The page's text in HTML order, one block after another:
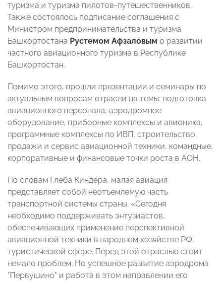
туризма и туризма пилотов-путешественников.
Также состоялось подписание соглашения с
Министром предпринимательства и туризма
Башкортостана Рустемом Афзаловым о развитии
частного авиационного туризма в Республике
Башкортостан.
Помимо этого, прошли презентации и семинары по
актуальным вопросам отрасли на темы: подготовка
авиационного персонала, аэродромное
оборудование, приборные комплексы и авионика,
программные комплексы по ИВП, строительство,
продажи и сервис авиационной техники, командные,
корпоративные и финансовые точки роста в АОН.
По словам Глеба Киндера, малая авиация
представляет собой неотъемлемую часть
транспортной системы страны. «Сегодня
необходимо поддерживать энтузиастов,
обеспечивающих применение перспективной
авиационной техники в народном хозяйстве РФ,
туристической сфере. Перед этой отраслью стоит
немало проблем. Но успешное развитие аэродрома
"Первушино" и работа в этом направлении его